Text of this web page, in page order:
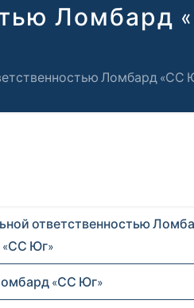
Ломбард
Ломбард «СС
ответственностью
«СС Юг»
«СС Юг»